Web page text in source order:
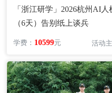
「浙江研学」2026杭州AI
（6天）告别纸上谈兵
学费： 10599元 活动